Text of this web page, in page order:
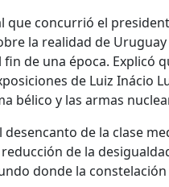
que concurrió el
la realidad de
de una época. Explicó
de Luiz Inácio
bélico y las armas
de la clase
de la
donde la